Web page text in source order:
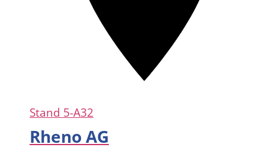
Stand 5-A32
Rheno AG